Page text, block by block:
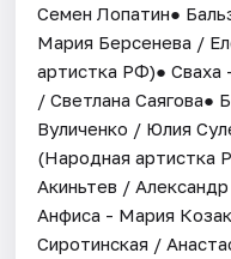
Семен Лопатин●
Мария Берсенева /
артистка РФ)● Сваха
/ Светлана Саягова●
Вуличенко / Юлия
(Народная артистка
Акиньтев /
Анфиса - Мария
Сиротинская /